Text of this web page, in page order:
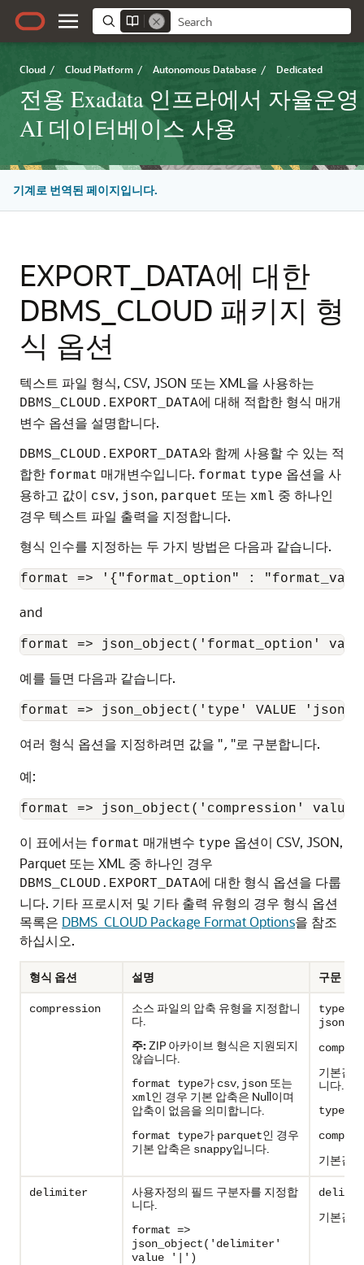
Cloud / Cloud Platform / Autonomous Database / Dedicated
전용 Exadata 인프라에서 자율운영
AI 데이터베이스 사용
기계로 번역된 페이지입니다.
EXPORT_DATA에 대한
DBMS_CLOUD 패키지 형
식 옵션
텍스트 파일 형식, CSV, JSON 또는 XML을 사용하는
DBMS_CLOUD.EXPORT_DATA에 대해 적합한 형식 매개
변수 옵션을 설명합니다.
DBMS_CLOUD.EXPORT_DATA와 함께 사용할 수 있는 적
합한 format 매개변수입니다. format type 옵션을 사
용하고 값이 csv, json, parquet 또는 xml 중 하나인
경우 텍스트 파일 출력을 지정합니다.
형식 인수를 지정하는 두 가지 방법은 다음과 같습니다.
format => '{"format_option" :
and
format => json_object('format_option'
예를 들면 다음과 같습니다.
format => json_object('type' VALUE 'json')
여러 형식 옵션을 지정하려면 값을 ", "로 구분합니다.
예:
format => json_object('compression'
이 표에서는 format 매개변수 type 옵션이 CSV, JSON,
Parquet 또는 XML 중 하나인 경우
DBMS_CLOUD.EXPORT_DATA에 대한 형식 옵션을 다룹
니다. 기타 프로시저 및 기타 출력 유형의 경우 형식 옵션
목록은 DBMS_CLOUD Package Format Options을 참조
하십시오.
형식 옵션 설명 구문
compression
소스 파일의 압축 유형을 지정합니
다.
주: ZIP 아카이브 형식은 지원되지
않습니다.
format type가 csv, json 또는
xml인 경우 기본 압축은 Null이며
압축이 없음을 의미합니다.
format type가 parquet인 경우
기본 압축은 snappy입니다.
type
json |
기본값:
니다.
type
기본값:
delimiter
사용자정의 필드 구분자를 지정합
니다.
format =>
json_object('delimiter'
value '|')
기본값